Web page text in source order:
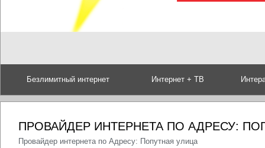
Безлимитный интернет Интернет + ТВ
ПРОВАЙДЕР ИНТЕРНЕТА ПО АДРЕСУ:
Провайдер интернета по Адресу: Попутная улица